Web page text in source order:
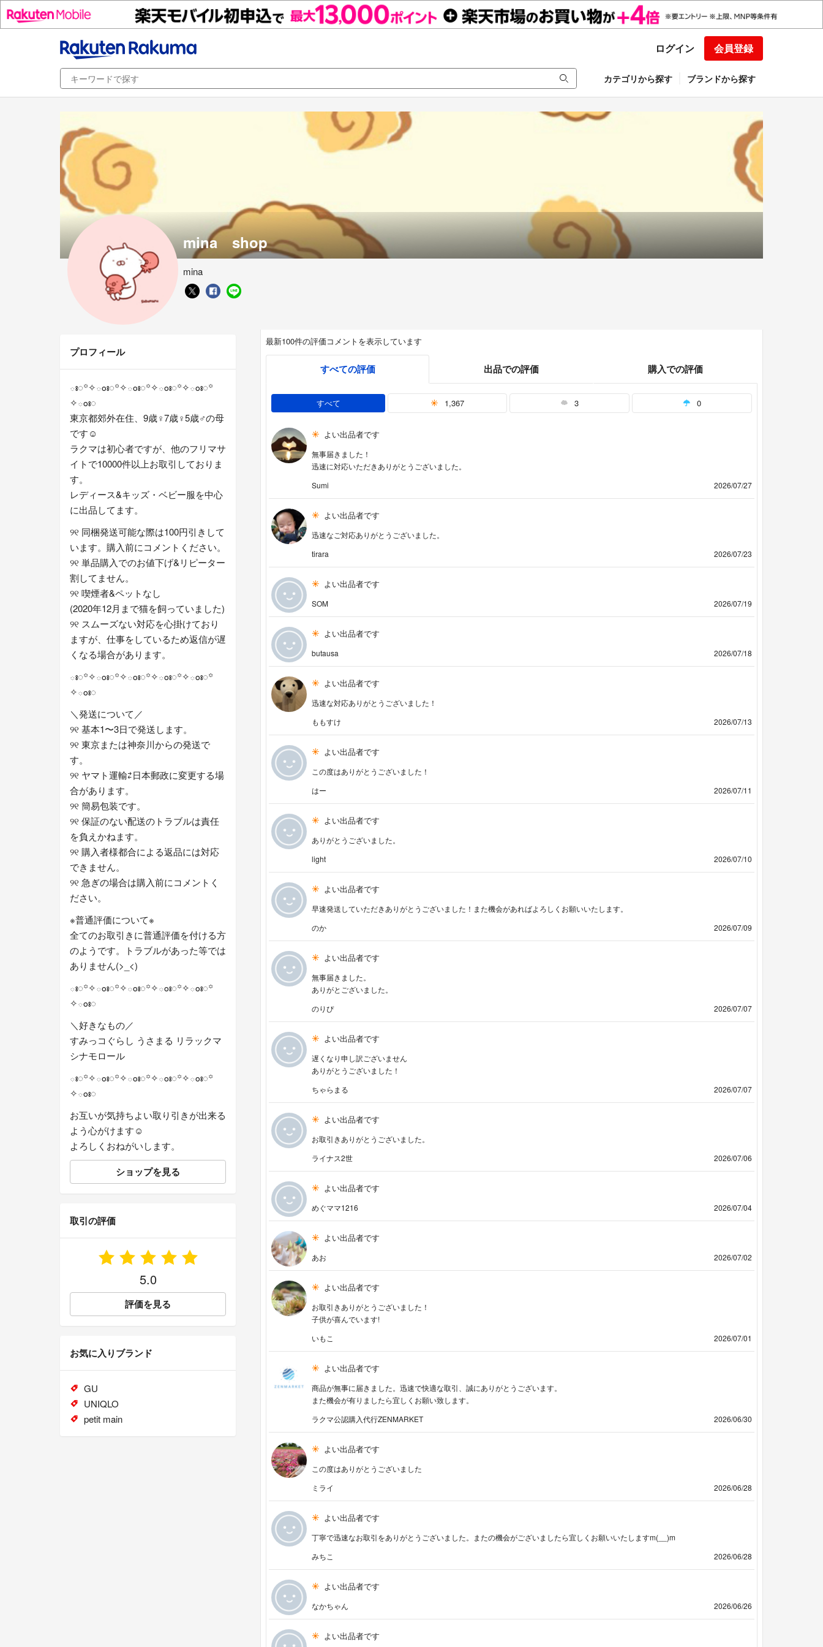
ログイン 会員登録
カテゴリから探す ブランドから探す
mina shop
mina
最新100件の評価コメントを表示しています
すべての評価 出品での評価 購入での評価
すべて 1,367 3 0
よい出品者です
無事届きました！
迅速に対応いただきありがとうございました。
Sumi
2026/07/27
よい出品者です
迅速なご対応ありがとうございました。
tirara
2026/07/23
よい出品者です
SOM 2026/07/19
よい出品者です
butausa 2026/07/18
よい出品者です
迅速な対応ありがとうございました！
ももすけ
2026/07/13
よい出品者です
この度はありがとうございました！
はー
2026/07/11
よい出品者です
ありがとうございました。
light
2026/07/10
よい出品者です
早速発送していただきありがとうございました！また機会があればよろしくお願いいたします。
のか
2026/07/09
よい出品者です
無事届きました。
ありがとございました。
のりぴ
2026/07/07
よい出品者です
遅くなり申し訳ございません
ありがとうございました！
ちゃらまる
2026/07/07
よい出品者です
お取引きありがとうございました。
ライナス2世
2026/07/06
よい出品者です
めぐママ1216 2026/07/04
よい出品者です
あお 2026/07/02
よい出品者です
お取引きありがとうございました！
子供が喜んでいます!
いもこ
2026/07/01
よい出品者です
商品が無事に届きました。迅速で快適な取引、誠にありがとうございます。
また機会が有りましたら宜しくお願い致します。
ラクマ公認購入代行ZENMARKET
2026/06/30
よい出品者です
この度はありがとうございました
ミライ
2026/06/28
よい出品者です
丁寧で迅速なお取引をありがとうございました。またの機会がございましたら宜しくお願いいたしますm(__)m
みちこ
2026/06/28
よい出品者です
なかちゃん 2026/06/26
よい出品者です
プロフィール
ః◌꙳✧ంః◌꙳✧ంః◌꙳✧ంః◌꙳✧ంః◌꙳
✧ంః◌
東京都郊外在住、9歳♀7歳♀5歳♂の母
です☺︎
ラクマは初心者ですが、他のフリマサ
イトで10000件以上お取引しておりま
す。
レディース&キッズ・ベビー服を中心
に出品してます。
୨୧ 同梱発送可能な際は100円引きして
います。購入前にコメントください。
୨୧ 単品購入でのお値下げ&リピーター
割してません。
୨୧ 喫煙者&ペットなし
(2020年12月まで猫を飼っていました)
୨୧ スムーズない対応を心掛けており
ますが、仕事をしているため返信が遅
くなる場合があります。
ః◌꙳✧ంః◌꙳✧ంః◌꙳✧ంః◌꙳✧ంః◌꙳
✧ంః◌
＼発送について／
୨୧ 基本1〜3日で発送します。
୨୧ 東京または神奈川からの発送で
す。
୨୧ ヤマト運輸⇄日本郵政に変更する場
合があります。
୨୧ 簡易包装です。
୨୧ 保証のない配送のトラブルは責任
を負えかねます。
୨୧ 購入者様都合による返品には対応
できません。
୨୧ 急ぎの場合は購入前にコメントく
ださい。
※普通評価について※
全てのお取引きに普通評価を付ける方
のようです。トラブルがあった等では
ありません(>_<)
ః◌꙳✧ంః◌꙳✧ంః◌꙳✧ంః◌꙳✧ంః◌꙳
✧ంః◌
＼好きなもの／
すみっコぐらし うさまる リラックマ
シナモロール
ః◌꙳✧ంః◌꙳✧ంః◌꙳✧ంః◌꙳✧ంః◌꙳
✧ంః◌
お互いが気持ちよい取り引きが出来る
よう心がけます☺︎
よろしくおねがいします。
ショップを見る
取引の評価
5.0
評価を見る
お気に入りブランド
GU
UNIQLO
petit main